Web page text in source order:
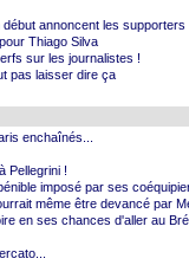
début annoncent les
Thiago Silva
sur les journalistes !
pas laisser dire ça
enchaînés...
Pellegrini !
imposé par ses
même être devancé par
en ses chances d'aller au